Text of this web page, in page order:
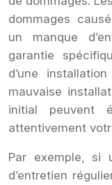
dommages
un manque
garantie
d’une
mauvaise
initial peuvent
attentivement
Par exemple, si
d’entretien